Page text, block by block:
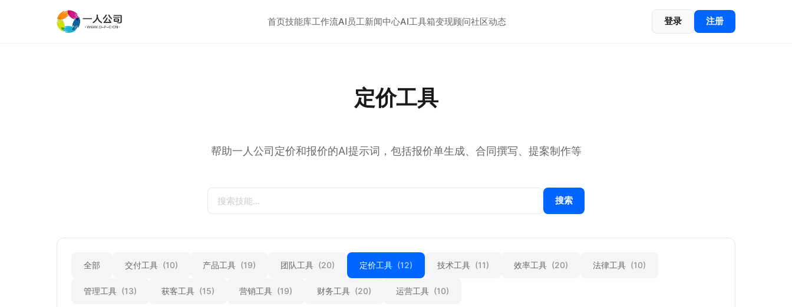
首页技能库工作流AI员工新闻中心AI工具箱变现顾问社区动态 登录 注册
定价工具
帮助一人公司定价和报价的AI提示词，包括报价单生成、合同撰写、提案制作等
搜索
全部 交付工具 (10) 产品工具 (19) 团队工具 (20) 定价工具 (12) 技术工具 (11) 效率工具 (20) 法律工具 (10)
管理工具 (13) 获客工具 (15) 营销工具 (19) 财务工具 (20) 运营工具 (10)